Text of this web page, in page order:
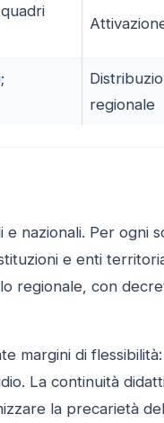
regionale
nazionali. Per ogni
e enti
regionale, con
margini di
La continuità
la precarietà